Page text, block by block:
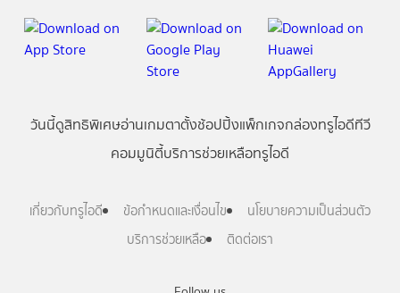
วันนี้ดูสิทธิพิเศษอ่านเกมตาตั้งช้อปปิ้งแพ็กเกจกล่องทรูไอดีทีวี
คอมมูนิตี้บริการช่วยเหลือทรูไอดี
เกี่ยวกับทรูไอดี ข้อกำหนดและเงื่อนไข
นโยบายความเป็นส่วนตัว
บริการช่วยเหลือ
ติดต่อเรา